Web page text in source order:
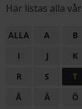
Här listas alla
ALLA A B
I
J K
R
S T
Å
Ä Ö